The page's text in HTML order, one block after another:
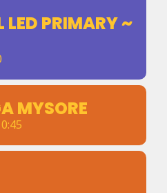
LED PRIMARY ~
MYSORE